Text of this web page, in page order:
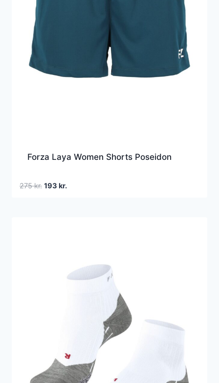
Forza Laya Women Shorts Poseidon
275kr. Den
193 kr.Den